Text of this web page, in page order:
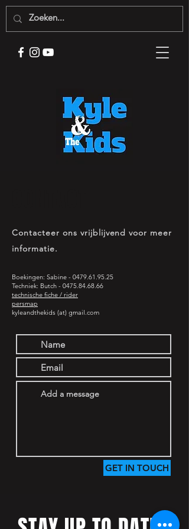
Contacteer ons vrijblijvend voor meer
informatie.
Boekingen: Sabine - 0479.61.95.25
Techniek: Butch - 0475.84.68.66
technische fiche / rider
persmap
kyleandthekids (at) gmail.com
GET IN TOUCH